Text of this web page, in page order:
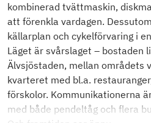
kombinerad tvättmaskin,
att förenkla vardagen.
källarplan och cykelförvaring i
Läget är svårslaget – bostaden
Älvsjöstaden, mellan områdets
kvarteret med bl.a.
förskolor. Kommunikationerna
med både pendeltåg och flera